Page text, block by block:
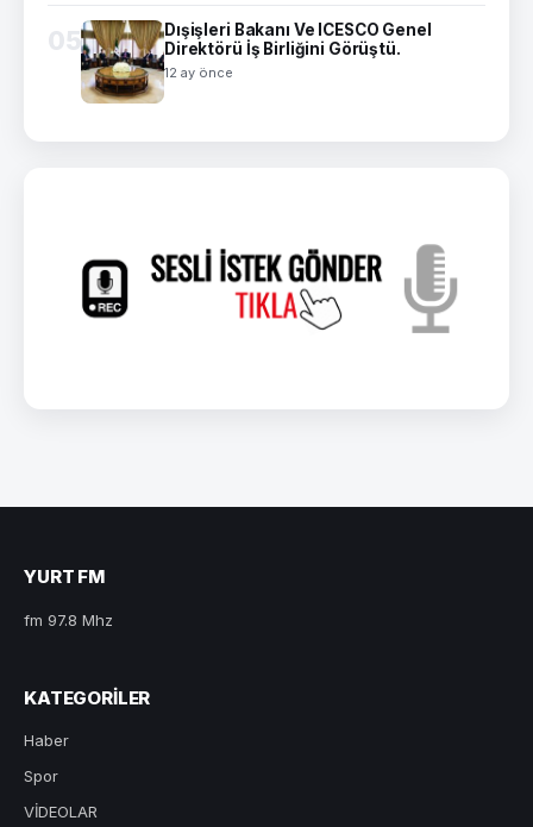
05
Dışişleri Bakanı Ve ICESCO Genel
Direktörü İş Birliğini Görüştü.
12 ay önce
YURT FM
fm 97.8 Mhz
KATEGORILER
Haber
Spor
VİDEOLAR